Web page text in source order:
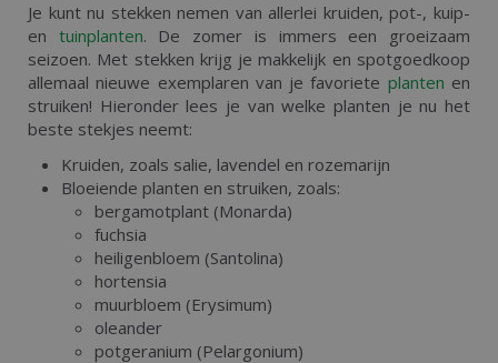
Je kunt nu stekken nemen van allerlei kruiden, pot-, kuip-
en tuinplanten. De zomer is immers een groeizaam
seizoen. Met stekken krijg je makkelijk en spotgoedkoop
allemaal nieuwe exemplaren van je favoriete planten en
struiken! Hieronder lees je van welke planten je nu het
beste stekjes neemt:
Kruiden, zoals salie, lavendel en rozemarijn
Bloeiende planten en struiken, zoals:
bergamotplant (Monarda)
fuchsia
heiligenbloem (Santolina)
hortensia
muurbloem (Erysimum)
oleander
potgeranium (Pelargonium)